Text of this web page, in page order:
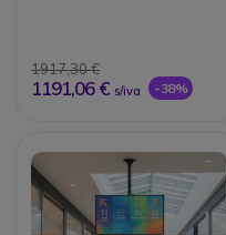
1917,30 €
1191,06 € s/iva -38%